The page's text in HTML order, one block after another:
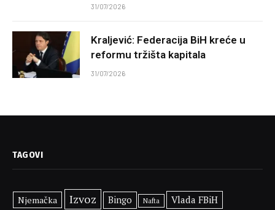
31/07/2026
Kraljević: Federacija BiH kreće u
reformu tržišta kapitala
31/07/2026
TAGOVI
Njemačka Izvoz Bingo Nafta Vlada FBiH